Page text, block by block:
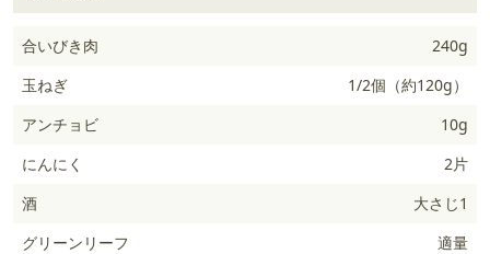
合いびき肉
240g
玉ねぎ
1/2個（約120g）
アンチョビ
10g
にんにく
2片
酒
大さじ1
グリーンリーフ
適量